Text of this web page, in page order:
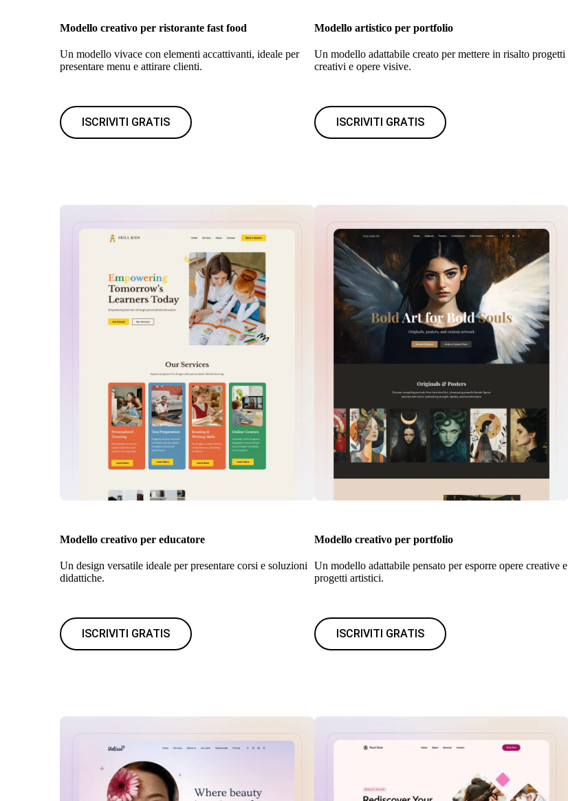
Modello creativo per ristorante fast food
Un modello vivace con elementi accattivanti, ideale per
presentare menu e attirare clienti.
ISCRIVITI GRATIS
Modello artistico per portfolio
Un modello adattabile creato per mettere in risalto progetti
creativi e opere visive.
ISCRIVITI GRATIS
Modello creativo per educatore
Un design versatile ideale per presentare corsi e soluzioni
didattiche.
ISCRIVITI GRATIS
Modello creativo per portfolio
Un modello adattabile pensato per esporre opere creative e
progetti artistici.
ISCRIVITI GRATIS